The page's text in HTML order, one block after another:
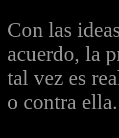
Con las
acuerdo, la
tal vez es
o contra